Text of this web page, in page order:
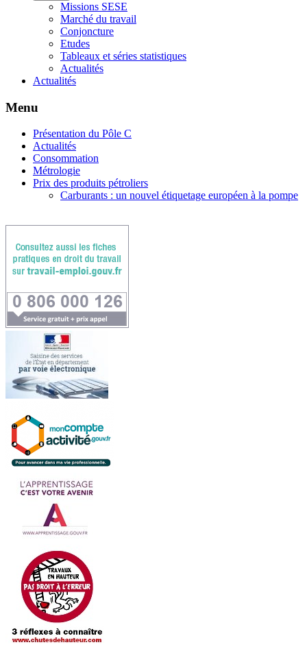
Missions SESE
Marché du travail
Conjoncture
Etudes
Tableaux et séries statistiques
Actualités
Actualités
Menu
Présentation du Pôle C
Actualités
Consommation
Métrologie
Prix des produits pétroliers
Carburants : un nouvel étiquetage européen à la pompe